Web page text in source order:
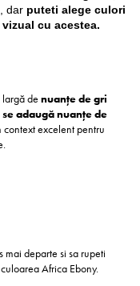
dar puteti alege culori
cu acestea.
de nuanțe de gri
adaugă nuanțe de
excelent pentru
mai departe si sa rupeti
Africa Ebony.